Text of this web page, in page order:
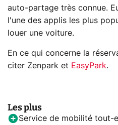
auto-partage très connue.
l'une des applis les plus
louer une voiture.
En ce qui concerne la
citer Zenpark et EasyPark.
Les plus
Service de mobilité tout-